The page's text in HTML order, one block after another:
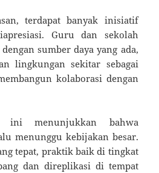
terdapat banyak inisiatif
Guru dan sekolah
sumber daya yang ada,
lingkungan sekitar sebagai
kolaborasi dengan
ini menunjukkan bahwa
menunggu kebijakan besar.
tepat, praktik baik di tingkat
dan direplikasi di tempat